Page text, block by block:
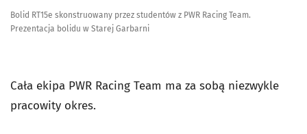
Bolid RT15e skonstruowany przez studentów z PWR Racing Team.
Prezentacja bolidu w Starej Garbarni
Cała ekipa PWR Racing Team ma za sobą niezwykle
pracowity okres.